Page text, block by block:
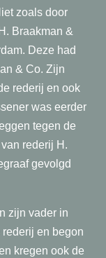
zoals door
Braakman &
Deze had
& Co. Zijn
rederij en ook
was eerder
tegen de
rederij H.
gevolgd
zijn vader in
en begon
kregen ook de